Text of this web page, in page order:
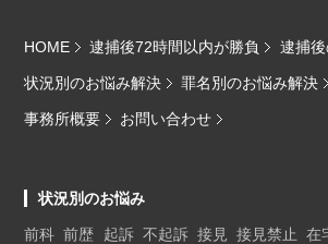
HOME 逮捕後72時間以内が勝負 逮捕
状況別のお悩み解決 罪名別のお悩み解決
事務所概要 お問い合わせ
状況別のお悩み
前科 前歴 起訴 不起訴 接見 接見禁止 在